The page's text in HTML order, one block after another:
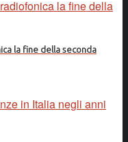
la fine della seconda